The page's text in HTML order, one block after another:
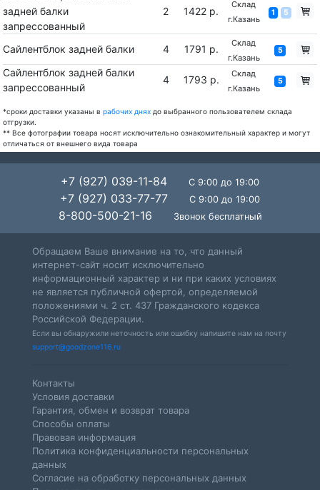
задней балки
запрессованный
2 1422 р.
Склад
г.Казань
1 5
Сайлентблок задней балки 4 1791 р.
Склад
г.Казань
5
Сайлентблок задней балки
запрессованный
4 1793 р.
Склад
г.Казань
5
*сроки доставки указаны в рабочих днях до выбранного пользователем склада
отгрузки.
** Все фотографии товара носят исключительно ознакомительный характер и могут
отличаться от внешнего вида товара
+7 (927) 039-11-84 С 9:00 до 19:00
+7 (927) 033-77-77 С 9:00 до 19:00
8-800-500-21-16 Звонок бесплатный
Обращаем Ваше внимание на то, что данный
интернет-сайт носит исключительно
информационный характер и ни при каких условиях
не является публичной офертой, определяемой
положениями ч. 2 ст. 437 Гражданского кодекса
Российской Федерации.
Если вы обнаружили неточность или ошибку напишите нам на почту
support@goodzone116.ru
Контакты
Условия доставки
Гарантия, обмен и возврат товара
Способы оплаты
Правовая информация
Политика конфиденциальности персональных
данных
Согласие на обработку персональных данных